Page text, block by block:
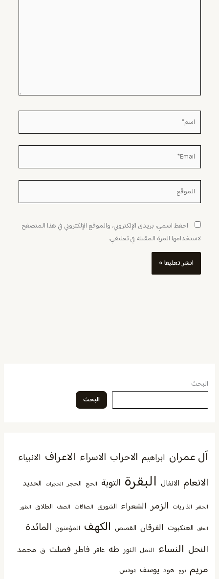
اسم*
Email*
الموقع
احفظ اسمي، بريدي الإلكتروني، والموقع الإلكتروني في هذا المتصفح
لاستخدامها المرة المقبلة في تعليقي.
البحث
البحث
آل عمران ابراهيم الاحزاب الاسراء الاعراف الانبياء
الانعام الانفال البقرة التوبة الحج الحجر الحجرات الحديد
الحشر الذاريات الزمر الشعراء الشورى الصافات الصف الطلاق الطور
العلق العنكبوت الفرقان القصص الكهف المؤمنون المائدة
النحل النساء النمل النور طه غافر فاطر فصلت ق محمد
مريم نوح هود يوسف يونس